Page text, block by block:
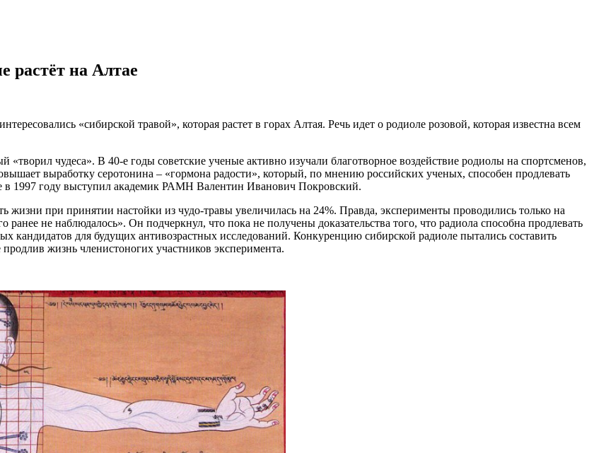
растёт на Алтае
«сибирской травой», которая растет в горах Алтая. Речь идет о родиоле розовой, которая известна всем
чудеса». В 40-е годы советские ученые активно изучали благотворное воздействие родиолы на спортсменов,
выработку серотонина – «гормона радости», который, по мнению российских ученых, способен продлевать
1997 году выступил академик РАМН Валентин Иванович Покровский.
при принятии настойки из чудо-травы увеличилась на 24%. Правда, эксперименты проводились только на
не наблюдалось». Он подчеркнул, что пока не получены доказательства того, что радиола способна продлевать
кандидатов для будущих антивозрастных исследований. Конкуренцию сибирской радиоле пытались составить
жизнь членистоногих участников эксперимента.